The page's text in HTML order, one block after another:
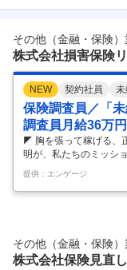
その他（金融・保険）
株式会社損害保険
NEW 契約社員
保険調査員／「
調査員月給36万
基盤
◤ 胸を張って稼げる、
明が、私たちのミッシ
ます。 社会に良い仕
―――― 具体的にお任
気を補償する保険金が
し、過失割合などを調
す。 →同時に3～5件
て1週間～1ヶ月ほ
提供：エンゲージ
その他（金融・保険）
株式会社保険見直